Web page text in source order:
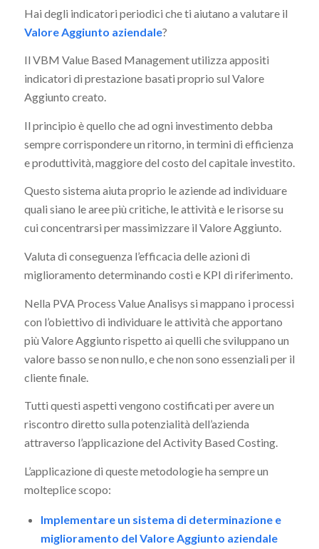
Hai degli indicatori periodici che ti aiutano a valutare il
Valore Aggiunto aziendale?
Il VBM Value Based Management utilizza appositi
indicatori di prestazione basati proprio sul Valore
Aggiunto creato.
Il principio è quello che ad ogni investimento debba
sempre corrispondere un ritorno, in termini di efficienza
e produttività, maggiore del costo del capitale investito.
Questo sistema aiuta proprio le aziende ad individuare
quali siano le aree più critiche, le attività e le risorse su
cui concentrarsi per massimizzare il Valore Aggiunto.
Valuta di conseguenza l’efficacia delle azioni di
miglioramento determinando costi e KPI di riferimento.
Nella PVA Process Value Analisys si mappano i processi
con l’obiettivo di individuare le attività che apportano
più Valore Aggiunto rispetto ai quelli che sviluppano un
valore basso se non nullo, e che non sono essenziali per il
cliente finale.
Tutti questi aspetti vengono costificati per avere un
riscontro diretto sulla potenzialità dell’azienda
attraverso l’applicazione del Activity Based Costing.
L’applicazione di queste metodologie ha sempre un
molteplice scopo:
Implementare un sistema di determinazione e
miglioramento del Valore Aggiunto aziendale